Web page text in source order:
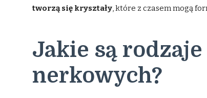
tworzą się kryształy, które z czasem mogą
Jakie są
nerkowych?